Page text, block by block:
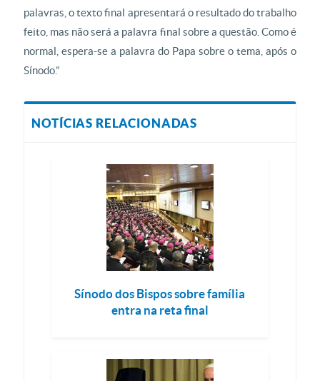
palavras, o texto final apresentará o resultado do trabalho
feito, mas não será a palavra final sobre a questão. Como é
normal, espera-se a palavra do Papa sobre o tema, após o
Sínodo.”
NOTÍCIAS RELACIONADAS
Sínodo dos Bispos sobre família
entra na reta final